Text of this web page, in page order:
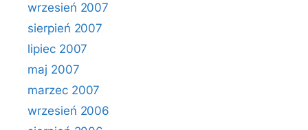
wrzesień 2007
sierpień 2007
lipiec 2007
maj 2007
marzec 2007
wrzesień 2006